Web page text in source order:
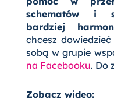
schematów i
bardziej
chcesz
sobą w grupie
na Facebooku. Do
Zobacz wideo: